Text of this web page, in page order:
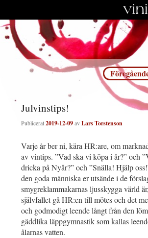
Julvinstips!
Publicerat2019-12-09avLars Torstenson
Varje år ber ni, kära HR:are, om
av vintips. ”Vad ska vi köpa i år?” och
dricka på Nyår?” och ”Snälla! Hjälp
den goda människa er utsände i de
smygreklammakarnas ljusskygga värld
självfallet gå HR:en till mötes och det
och godmodigt leende långt från den
gäddlika läppgymnastik som kallas
ålarnas vatten.